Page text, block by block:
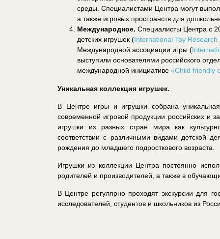
среды. Специалистами Центра могут
а также игровых пространств для
Международное. Специалисты Центра с
детских игрушек (International Toy Research
Международной ассоциации игры (
выступили основателями российского
международной инициативе «Child friendly
Уникальная коллекция игрушек.
В Центре игры и игрушки собрана
современной игровой продукции российских и
игрушки из разных стран мира как
соответствии с различными видами детской
рождения до младшего подросткового возраста.
Игрушки из коллекции Центра постоянно
родителей и производителей, а также в
В Центре регулярно проходят экскурсии для
исследователей, студентов и школьников из